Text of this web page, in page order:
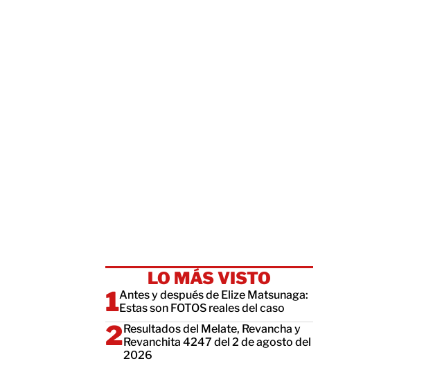
LO MÁS VISTO
Antes y después de Elize Matsunaga:
Estas son FOTOS reales del caso
Resultados del Melate, Revancha y
Revanchita 4247 del 2 de agosto del
2026